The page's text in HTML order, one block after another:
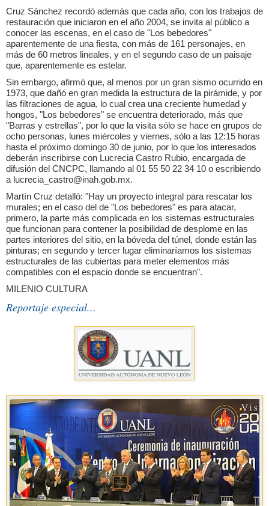
Cruz Sánchez recordó además que cada año, con los trabajos de
restauración que iniciaron en el año 2004, se invita al público a
conocer las escenas, en el caso de "Los bebedores"
aparentemente de una fiesta, con más de 161 personajes, en
más de 60 metros lineales, y en el segundo caso de un paisaje
que, aparentemente es estelar.
Sin embargo, afirmó que, al menos por un gran sismo ocurrido en
1973, que dañó en gran medida la estructura de la pirámide, y por
las filtraciones de agua, lo cual crea una creciente humedad y
hongos, "Los bebedores" se encuentra deteriorado, más que
"Barras y estrellas", por lo que la visita sólo se hace en grupos de
ocho personas, lunes miércoles y viernes, sólo a las 12:15 horas
hasta el próximo domingo 30 de junio, por lo que los interesados
deberán inscribirse con Lucrecia Castro Rubio, encargada de
difusión del CNCPC, llamando al 01 55 50 22 34 10 o escribiendo
a lucrecia_castro@inah.gob.mx.
Martín Cruz detalló: "Hay un proyecto integral para rescatar los
murales; en el caso del de "Los bebedores" es para atacar,
primero, la parte más complicada en los sistemas estructurales
que funcionan para contener la posibilidad de desplome en las
partes interiores del sitio, en la bóveda del túnel, donde están las
pinturas; en segundo y tercer lugar eliminaríamos los sistemas
estructurales de las cubiertas para meter elementos más
compatibles con el espacio donde se encuentran".
MILENIO CULTURA
Reportaje especial...